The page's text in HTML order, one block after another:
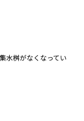
水桝がなくなってい